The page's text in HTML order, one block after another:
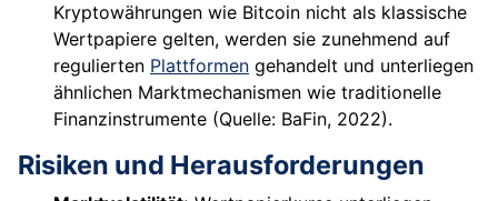
Kryptowährungen wie Bitcoin nicht als klassische
Wertpapiere gelten, werden sie zunehmend auf
regulierten Plattformen gehandelt und unterliegen
ähnlichen Marktmechanismen wie traditionelle
Finanzinstrumente (Quelle: BaFin, 2022).
Risiken und Herausforderungen